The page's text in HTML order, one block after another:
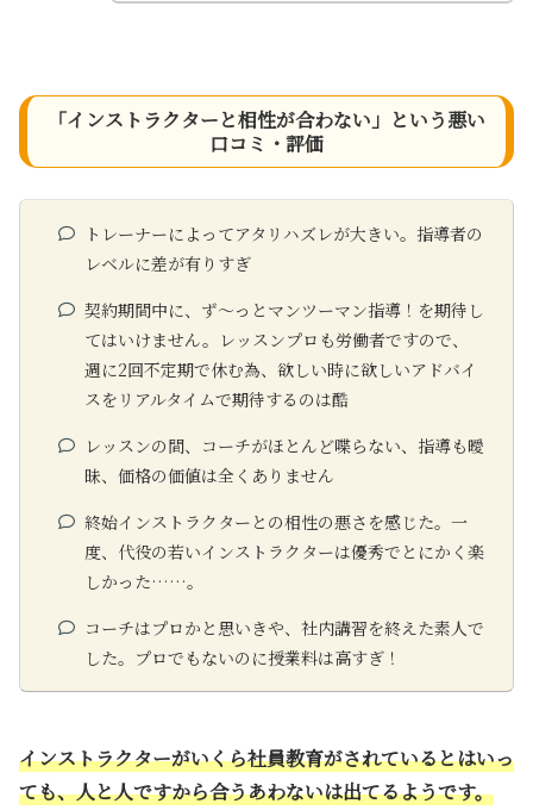
「インストラクターと相性が合わない」という悪い
口コミ・評価
トレーナーによってアタリハズレが大きい。指導者の
レベルに差が有りすぎ
契約期間中に、ず〜っとマンツーマン指導！を期待し
てはいけません。レッスンプロも労働者ですので、
週に2回不定期で休む為、欲しい時に欲しいアドバイ
スをリアルタイムで期待するのは酷
レッスンの間、コーチがほとんど喋らない、指導も曖
昧、価格の価値は全くありません
終始インストラクターとの相性の悪さを感じた。一
度、代役の若いインストラクターは優秀でとにかく楽
しかった……。
コーチはプロかと思いきや、社内講習を終えた素人で
した。プロでもないのに授業料は高すぎ！
インストラクターがいくら社員教育がされているとはいっ
ても、人と人ですから合うあわないは出てるようです。